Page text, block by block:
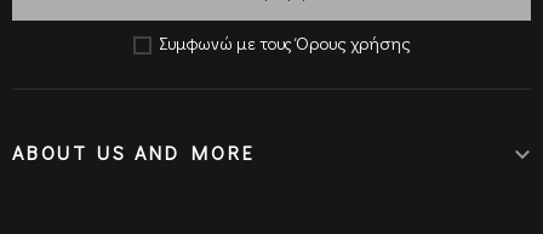
Συμφωνώ με τουςΌρους χρήσης
ABOUT US AND MORE 